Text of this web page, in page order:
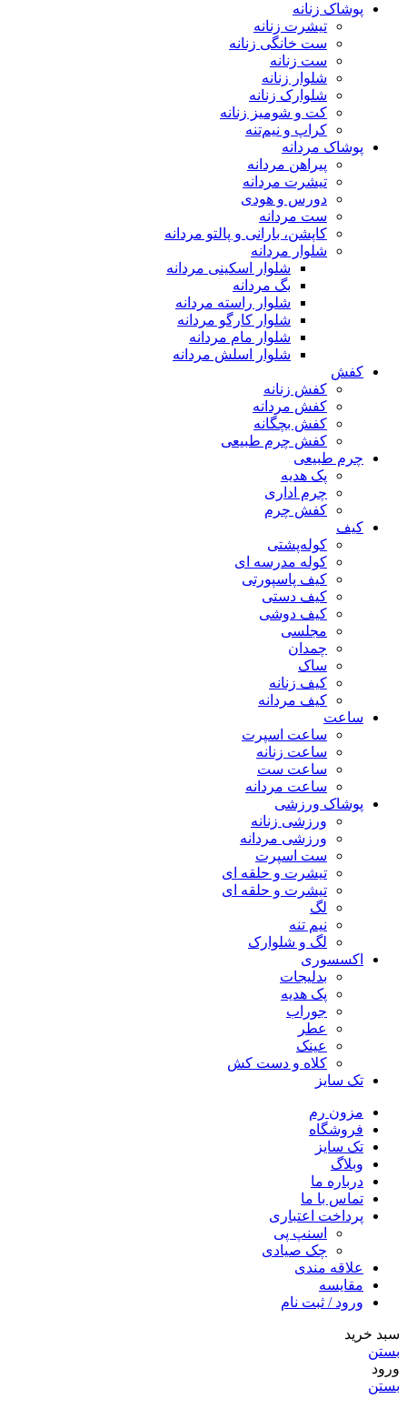
پوشاک زنانه
تیشرت زنانه
ست خانگی زنانه
ست زنانه
شلوار زنانه
شلوارک زنانه
کت و شومیز زنانه
کراپ و نیم‌تنه
پوشاک مردانه
پیراهن مردانه
تیشرت مردانه
دورس و هودی
ست مردانه
کاپشن، بارانی و پالتو مردانه
شلوار مردانه
شلوار اسکینی مردانه
بگ مردانه
شلوار راسته مردانه
شلوار کارگو مردانه
شلوار مام مردانه
شلوار اسلش مردانه
کفش
کفش زنانه
کفش مردانه
کفش بچگانه
کفش چرم طبیعی
چرم طبیعی
پک هدیه
چرم اداری
کفش چرم
کیف
کوله‌پشتی
کوله مدرسه ای
کیف پاسپورتی
کیف دستی
کیف دوشی
مجلسی
چمدان
ساک
کیف زنانه
کیف مردانه
ساعت
ساعت اسپرت
ساعت زنانه
ساعت ست
ساعت مردانه
پوشاک ورزشی
ورزشی زنانه
ورزشی مردانه
ست اسپرت
تیشرت و حلقه ای
تیشرت و حلقه ای
لگ
نیم تنه
لگ و شلوارک
اکسسوری
بدلیجات
پک هدیه
جوراب
عطر
عینک
کلاه و دست کش
تک سایز
مزون رم
فروشگاه
تک سایز
وبلاگ
درباره ما
تماس با ما
پرداخت اعتباری
اسنپ پی
چک صیادی
علاقه مندی
مقايسه
ورود / ثبت نام
سبد خرید
بستن
ورود
بستن